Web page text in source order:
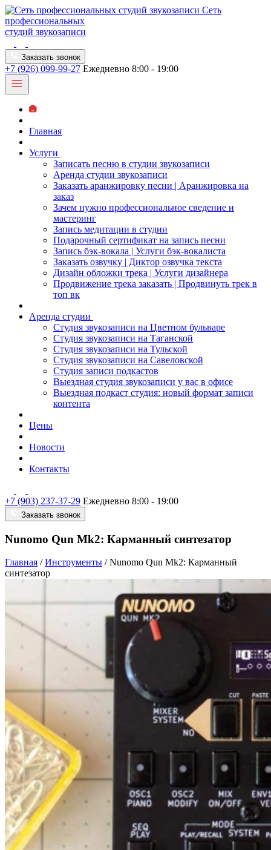
Сеть
профессиональных
студий звукозаписи
Заказать звонок
+7 (926) 099-99-27 Ежедневно 8:00 - 19:00
Главная
Услуги
Записать песню в студии звукозаписи
Аренда студии звукозаписи
Заказать аранжировку песни | Аранжировка на
заказ
Зачем нужно профессиональное сведение и
мастеринг
Запись медитации в студии
Подарочный сертификат на запись песни
Запись бэк-вокала | Услуги бэк-вокалиста
Заказать озвучку | Диктор озвучка текста
Дизайн обложки трека | Услуги дизайнера
Продвижение трека заказать | Продвинуть трек в
топ вк
Аренда студии
Студия звукозаписи на Цветном бульваре
Студия звукозаписи на Таганской
Студия звукозаписи на Тульской
Студия звукозаписи на Савеловской
Студия записи подкастов
Выездная студия звукозаписи у вас в офисе
Выездная подкаст студия: новый формат записи
контента
Цены
Новости
Контакты
+7 (903) 237-37-29 Ежедневно 8:00 - 19:00
Заказать звонок
Nunomo Qun Mk2: Карманный синтезатор
Главная /Инструменты /Nunomo Qun Mk2: Карманный
синтезатор